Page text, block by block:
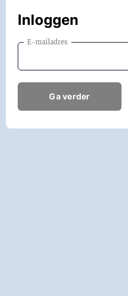
Inloggen
E-mailadres
Ga verder